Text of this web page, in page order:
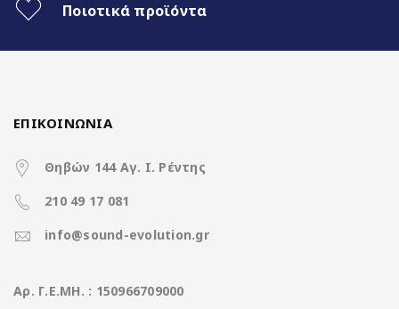
3 Διαφορετικά θέματα
Χαρακτηριστικά
Ποιοτικά προϊόντα
ΕΠΙΚΟΙΝΩΝΙΑ
Θηβών 144 Αγ. Ι. Ρέντης
210 49 17 081
info@sound-evolution.gr
Aρ. Γ.Ε.ΜΗ. : 150966709000